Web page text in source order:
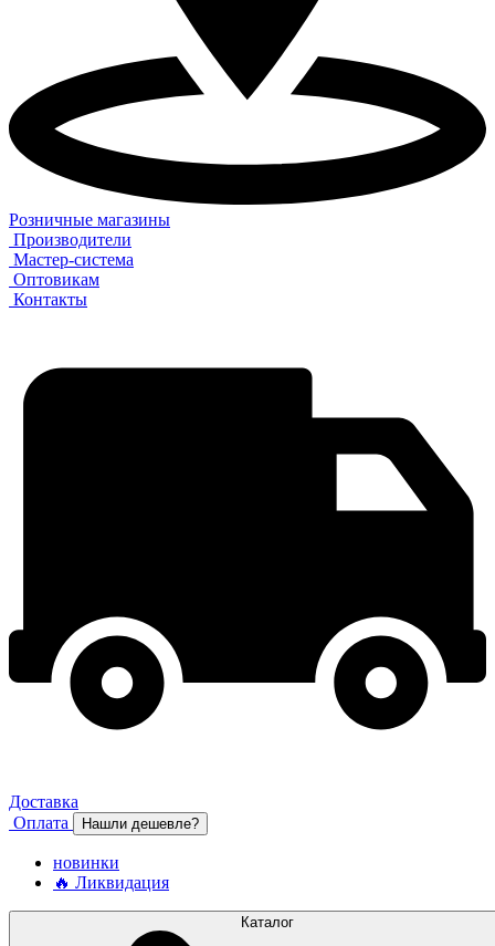
Розничные магазины
Производители
Мастер-система
Оптовикам
Контакты
Доставка
Оплата
Нашли дешевле?
новинки
🔥 Ликвидация
Каталог